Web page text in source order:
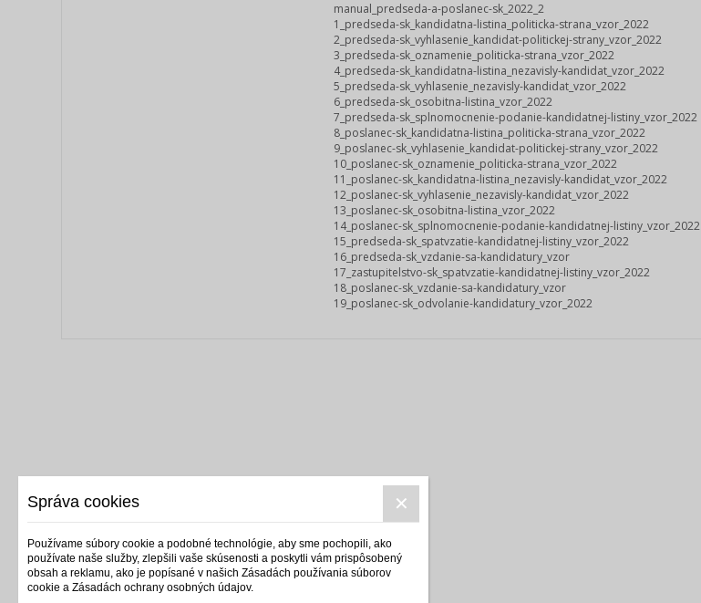
manual_predseda-a-poslanec-sk_2022_2
1_predseda-sk_kandidatna-listina_politicka-strana_vzor_2022
2_predseda-sk_vyhlasenie_kandidat-politickej-strany_vzor_2022
3_predseda-sk_oznamenie_politicka-strana_vzor_2022
4_predseda-sk_kandidatna-listina_nezavisly-kandidat_vzor_2022
5_predseda-sk_vyhlasenie_nezavisly-kandidat_vzor_2022
6_predseda-sk_osobitna-listina_vzor_2022
7_predseda-sk_splnomocnenie-podanie-kandidatnej-listiny_vzor_2022
8_poslanec-sk_kandidatna-listina_politicka-strana_vzor_2022
9_poslanec-sk_vyhlasenie_kandidat-politickej-strany_vzor_2022
10_poslanec-sk_oznamenie_politicka-strana_vzor_2022
11_poslanec-sk_kandidatna-listina_nezavisly-kandidat_vzor_2022
12_poslanec-sk_vyhlasenie_nezavisly-kandidat_vzor_2022
13_poslanec-sk_osobitna-listina_vzor_2022
14_poslanec-sk_splnomocnenie-podanie-kandidatnej-listiny_vzor_2022
15_predseda-sk_spatvzatie-kandidatnej-listiny_vzor_2022
16_predseda-sk_vzdanie-sa-kandidatury_vzor
17_zastupitelstvo-sk_spatvzatie-kandidatnej-listiny_vzor_2022
18_poslanec-sk_vzdanie-sa-kandidatury_vzor
19_poslanec-sk_odvolanie-kandidatury_vzor_2022
Správa cookies
Používame súbory cookie a podobné technológie, aby sme pochopili, ako
používate naše služby, zlepšili vaše skúsenosti a poskytli vám prispôsobený
obsah a reklamu, ako je popísané v našich Zásadách používania súborov
cookie a Zásadách ochrany osobných údajov.